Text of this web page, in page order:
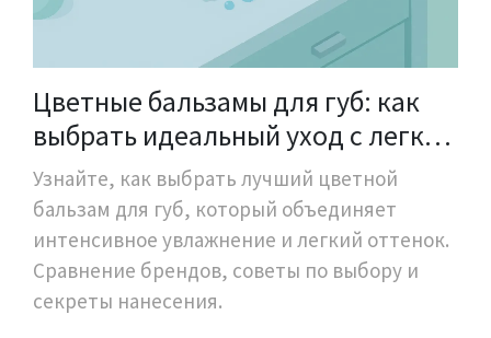
Цветные бальзамы для губ: как
выбрать идеальный уход с легким
оттенком
Узнайте, как выбрать лучший цветной
бальзам для губ, который объединяет
интенсивное увлажнение и легкий оттенок.
Сравнение брендов, советы по выбору и
секреты нанесения.